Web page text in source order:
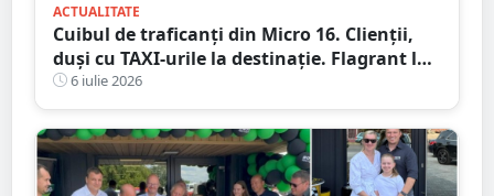
ACTUALITATE
Cuibul de traficanți din Micro 16. Clienții,
duși cu TAXI-urile la destinație. Flagrant la
o cafenea
6 iulie 2026